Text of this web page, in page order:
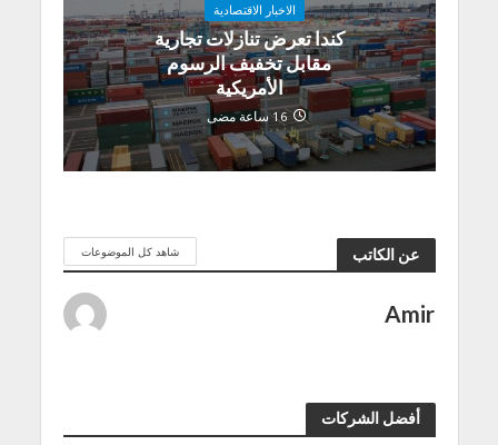
الاخبار الاقتصادية
كندا تعرض تنازلات تجارية
مقابل تخفيف الرسوم
الأمريكية
16 ساعة مضى
عن الكاتب شاهد كل الموضوعات
Amir
أفضل الشركات